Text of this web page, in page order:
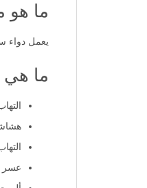
ما هو
يعمل دواء
ما هي
عسر